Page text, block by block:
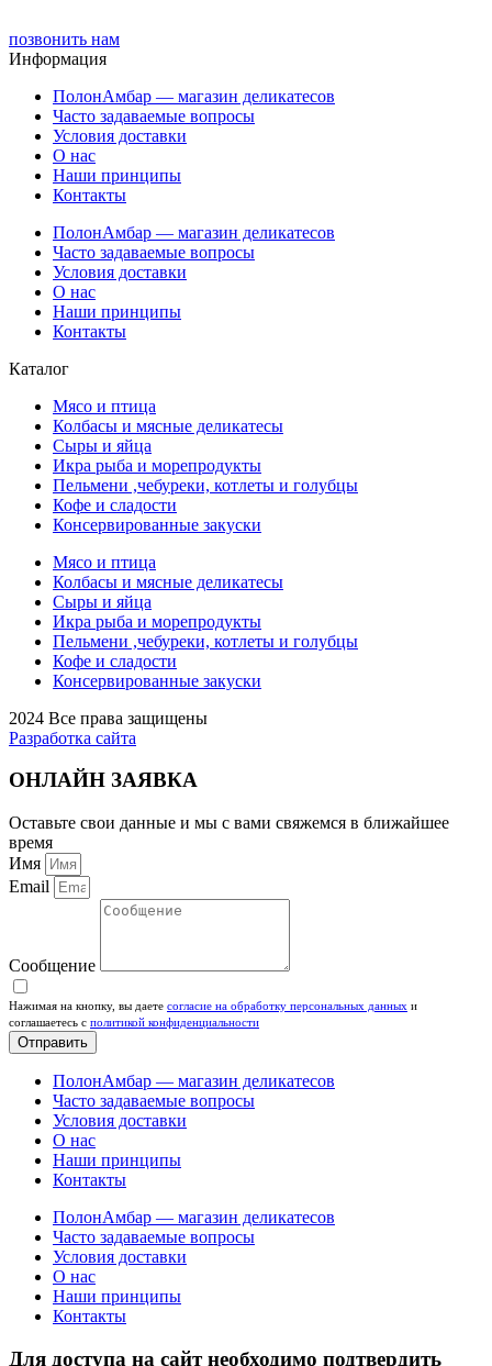
позвонить нам
Информация
ПолонАмбар — магазин деликатесов
Часто задаваемые вопросы
Условия доставки
О нас
Наши принципы
Контакты
ПолонАмбар — магазин деликатесов
Часто задаваемые вопросы
Условия доставки
О нас
Наши принципы
Контакты
Каталог
Мясо и птица
Колбасы и мясные деликатесы
Сыры и яйца
Икра рыба и морепродукты
Пельмени ,чебуреки, котлеты и голубцы
Кофе и сладости
Консервированные закуски
Мясо и птица
Колбасы и мясные деликатесы
Сыры и яйца
Икра рыба и морепродукты
Пельмени ,чебуреки, котлеты и голубцы
Кофе и сладости
Консервированные закуски
2024 Все права защищены
Разработка сайта
ОНЛАЙН ЗАЯВКА
Оставьте свои данные и мы с вами свяжемся в ближайшее
время
Имя
Email
Сообщение
Нажимая на кнопку, вы даете согласие на обработку персональных данных и
соглашаетесь c политикой конфиденциальности
Отправить
ПолонАмбар — магазин деликатесов
Часто задаваемые вопросы
Условия доставки
О нас
Наши принципы
Контакты
ПолонАмбар — магазин деликатесов
Часто задаваемые вопросы
Условия доставки
О нас
Наши принципы
Контакты
Для доступа на сайт необходимо подтвердить